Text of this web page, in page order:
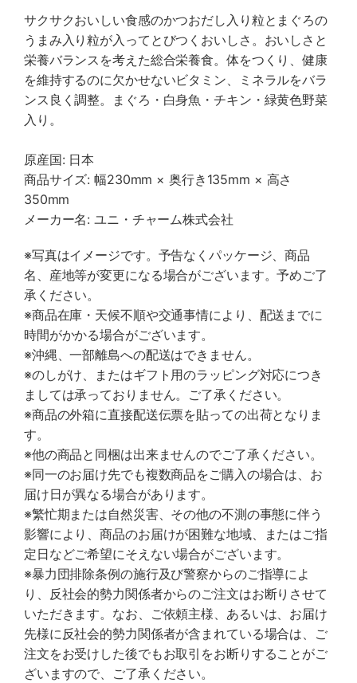
サクサクおいしい食感のかつおだし入り粒とまぐろの
うまみ入り粒が入ってとびつくおいしさ。おいしさと
栄養バランスを考えた総合栄養食。体をつくり、健康
を維持するのに欠かせないビタミン、ミネラルをバラ
ンス良く調整。まぐろ・白身魚・チキン・緑黄色野菜
入り。
原産国: 日本
商品サイズ: 幅230mm × 奥行き135mm × 高さ
350mm
メーカー名: ユニ・チャーム株式会社
※写真はイメージです。予告なくパッケージ、商品
名、産地等が変更になる場合がございます。予めご了
承ください。
※商品在庫・天候不順や交通事情により、配送までに
時間がかかる場合がございます。
※沖縄、一部離島への配送はできません。
※のしがけ、またはギフト用のラッピング対応につき
ましては承っておりません。ご了承ください。
※商品の外箱に直接配送伝票を貼っての出荷となりま
す。
※他の商品と同梱は出来ませんのでご了承ください。
※同一のお届け先でも複数商品をご購入の場合は、お
届け日が異なる場合があります。
※繁忙期または自然災害、その他の不測の事態に伴う
影響により、商品のお届けが困難な地域、またはご指
定日などご希望にそえない場合がございます。
※暴力団排除条例の施行及び警察からのご指導によ
り、反社会的勢力関係者からのご注文はお断りさせて
いただきます。なお、ご依頼主様、あるいは、お届け
先様に反社会的勢力関係者が含まれている場合は、ご
注文をお受けした後でもお取引をお断りすることがご
ざいますので、ご了承ください。